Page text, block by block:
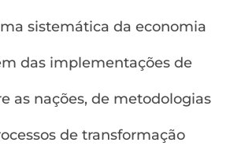
sistemática da economia
das implementações de
as nações, de metodologias
de transformação